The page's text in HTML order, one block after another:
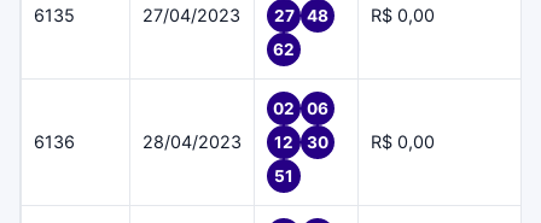
6135 27/04/2023
27
48
62
R$ 0,00
6136 28/04/2023
02
06
12
30
51
R$ 0,00